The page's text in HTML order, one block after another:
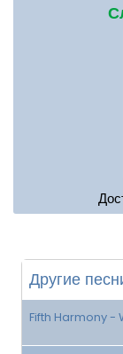
Другие
Fifth Harmony -